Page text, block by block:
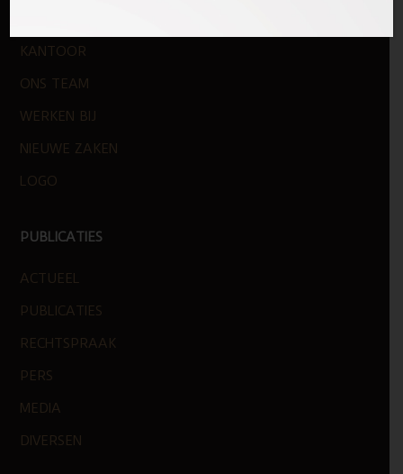
KANTOOR
ONS TEAM
WERKEN BIJ
NIEUWE ZAKEN
LOGO
PUBLICATIES
ACTUEEL
PUBLICATIES
RECHTSPRAAK
PERS
MEDIA
DIVERSEN